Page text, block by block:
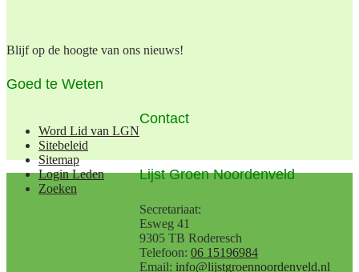
Blijf op de hoogte van ons nieuws!
Goed te Weten
Word Lid van LGN
Sitebeleid
Sitemap
Login Leden
Zoeken
Contact
Lijst Groen Noordenveld
Secretariaat:
Esweg 41
9305 TB Roderesch
Telefoon: 06 15196984
Email: info@lijstgroennoordenveld.nl